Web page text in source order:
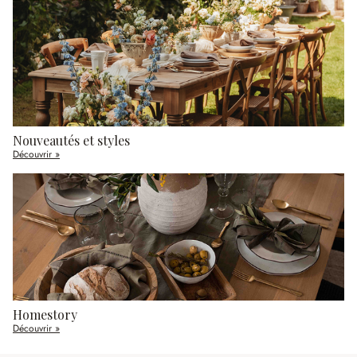
Nouveautés et styles
Découvrir »
Homestory
Découvrir »